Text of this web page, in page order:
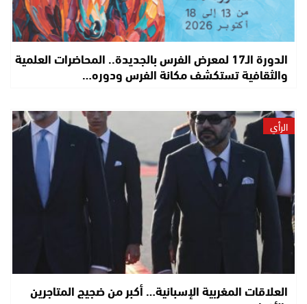
الدورة الـ17 لمعرض الفرس بالجديدة.. المحاضرات العلمية
والثقافية تستكشف مكانة الفرس ودوره…
الرأي
العلاقات المغربية الإسبانية… أكبر من ضجيج المتاجرين